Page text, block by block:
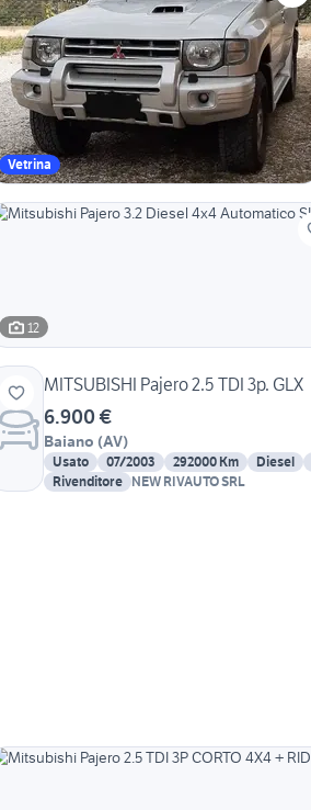
Vetrina
12
MITSUBISHI Pajero 2.5 TDI 3p. GLX
6.900 €
Baiano (AV)
Usato 07/2003 292000 Km Diesel
Rivenditore NEW RIVAUTO SRL